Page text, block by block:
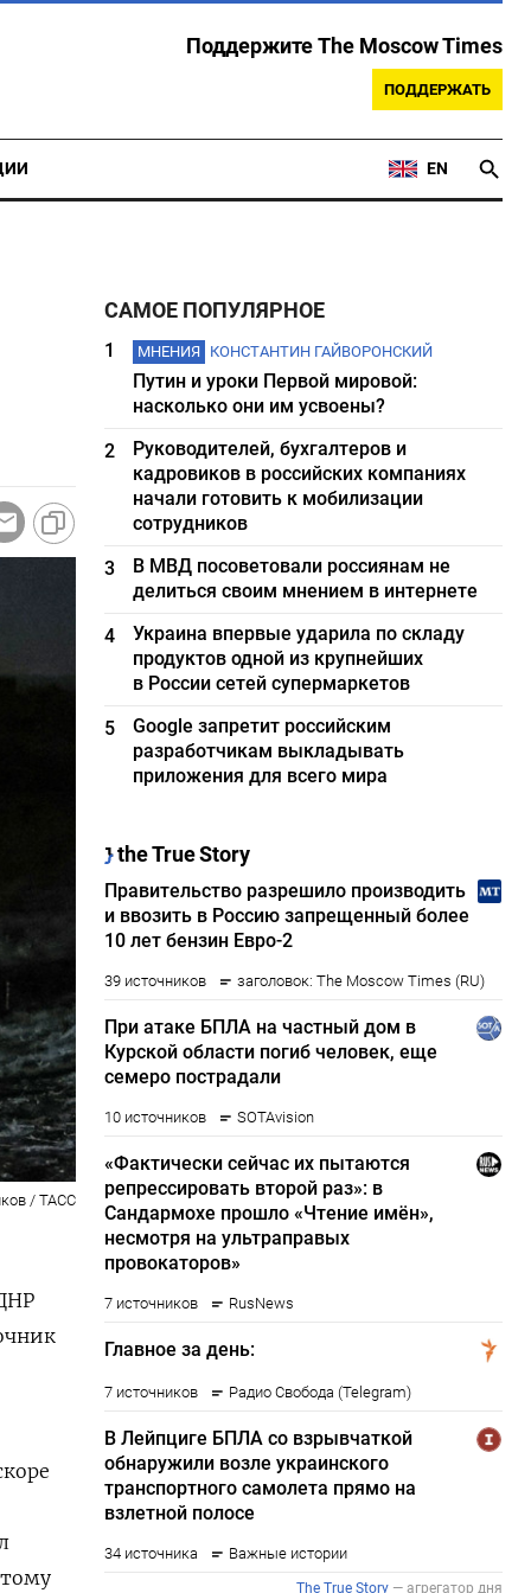
Поддержите The Moscow Times
ПОДДЕРЖАТЬ
EN
/ ТАСС
САМОЕ ПОПУЛЯРНОЕ
1 МНЕНИЯ КОНСТАНТИН ГАЙВОРОНСКИЙ
Путин и уроки Первой мировой:
насколько они им усвоены?
2
Руководителей, бухгалтеров и
кадровиков в российских компаниях
начали готовить к мобилизации
сотрудников
3
В МВД посоветовали россиянам не
делиться своим мнением в интернете
4
Украина впервые ударила по складу
продуктов одной из крупнейших
в России сетей супермаркетов
5
Google запретит российским
разработчикам выкладывать
приложения для всего мира